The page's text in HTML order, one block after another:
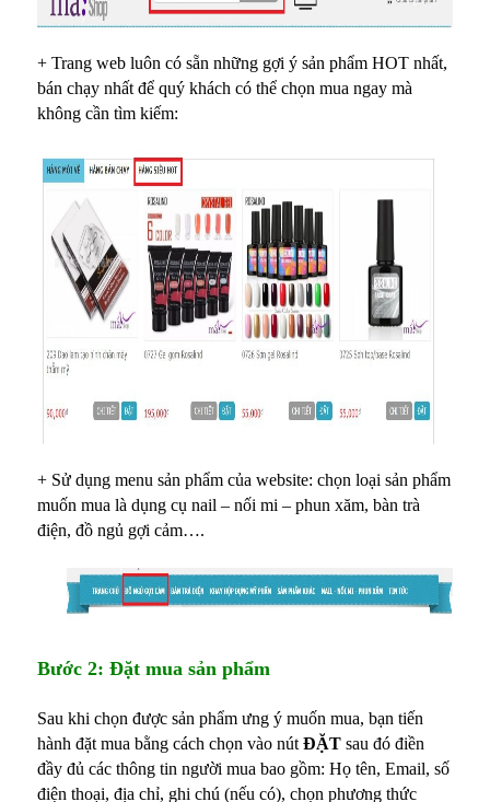
+ Trang web luôn có sẵn những gợi ý sản phẩm HOT nhất,
bán chạy nhất để quý khách có thể chọn mua ngay mà
không cần tìm kiếm:
+ Sử dụng menu sản phẩm của website: chọn loại sản phẩm
muốn mua là dụng cụ nail – nối mi – phun xăm, bàn trà
điện, đồ ngủ gợi cảm….
Bước 2: Đặt mua sản phẩm
Sau khi chọn được sản phẩm ưng ý muốn mua, bạn tiến
hành đặt mua bằng cách chọn vào nútĐẶT sau đó điền
đầy đủ các thông tin người mua bao gồm: Họ tên, Email, số
điện thoại, địa chỉ, ghi chú (nếu có), chọn phương thức